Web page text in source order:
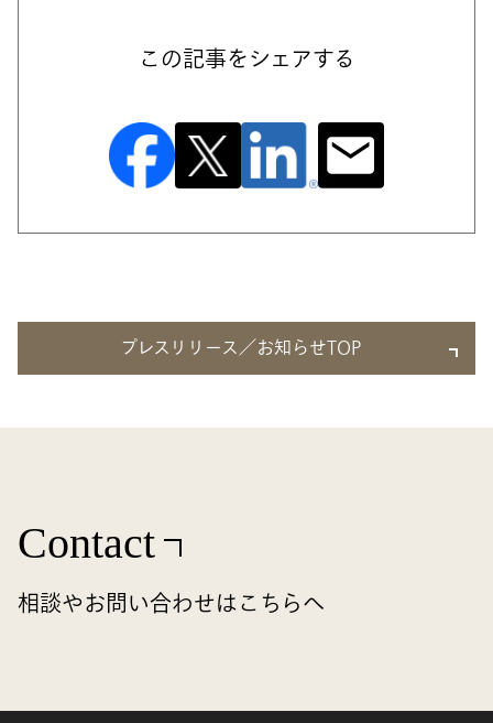
この記事をシェアする
プレスリリース／お知らせTOP
Contact
相談やお問い合わせはこちらへ